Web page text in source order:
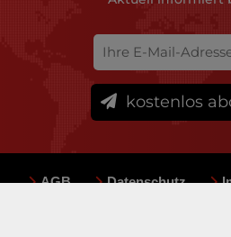
kostenlos
AGB Datenschutz